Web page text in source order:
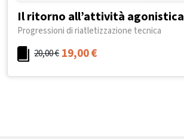
Il ritorno all’attività agonistica
Progressioni di riatletizzazione tecnica
20,00€ 19,00€